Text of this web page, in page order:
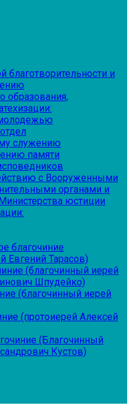
благотворительности и
образования,
служению
памяти
с Вооруженными
органами и
юстиции
благочиние
Евгений Тарасов)
(благочинный иерей
Шпудейко)
(благочинный иерей
(протоиерей Алексей
(Благочинный
Кустов)